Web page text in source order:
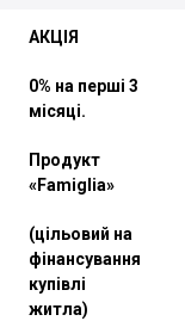
АКЦІЯ
0% на перші 3
місяці.
Продукт
«Famiglia»
(цільовий на
фінансування
купівлі
житла)